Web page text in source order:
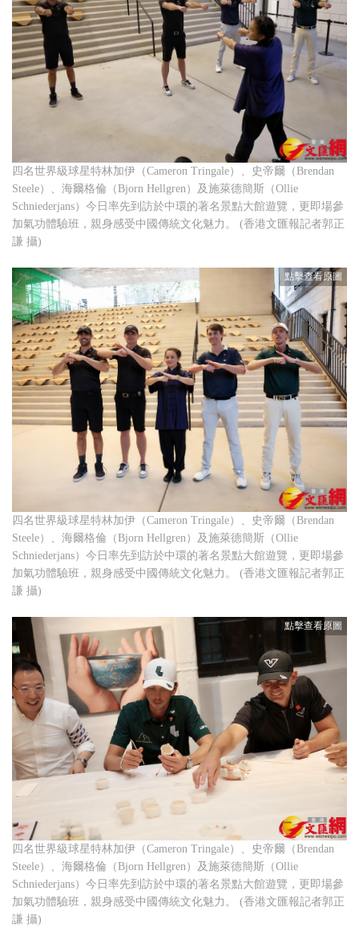
四名世界級球星特林加伊（Cameron Tringale）、史帝爾（Brendan
Steele）、海爾格倫（Bjorn Hellgren）及施萊德簡斯（Ollie
Schniederjans）今日率先到訪於中環的著名景點大館遊覽，更即場參
加氣功體驗班，親身感受中國傳統文化魅力。 (香港文匯報記者郭正
謙 攝)
四名世界級球星特林加伊（Cameron Tringale）、史帝爾（Brendan
Steele）、海爾格倫（Bjorn Hellgren）及施萊德簡斯（Ollie
Schniederjans）今日率先到訪於中環的著名景點大館遊覽，更即場參
加氣功體驗班，親身感受中國傳統文化魅力。 (香港文匯報記者郭正
謙 攝)
四名世界級球星特林加伊（Cameron Tringale）、史帝爾（Brendan
Steele）、海爾格倫（Bjorn Hellgren）及施萊德簡斯（Ollie
Schniederjans）今日率先到訪於中環的著名景點大館遊覽，更即場參
加氣功體驗班，親身感受中國傳統文化魅力。 (香港文匯報記者郭正
謙 攝)